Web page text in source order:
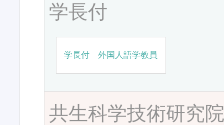
学長付
学長付 外国人語学教員
共生科学技術研究